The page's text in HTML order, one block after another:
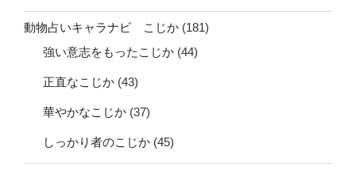
動物占いキャラナビ こじか (181)
強い意志をもったこじか (44)
正直なこじか (43)
華やかなこじか (37)
しっかり者のこじか (45)